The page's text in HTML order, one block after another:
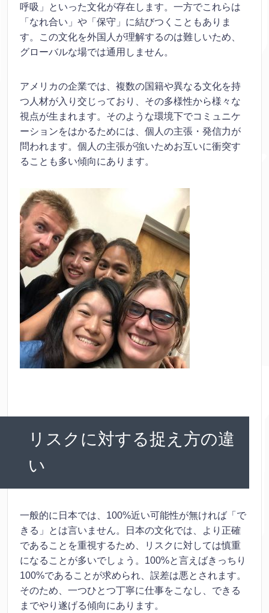
呼吸」といった文化が存在します。一方でこれらは
「なれ合い」や「保守」に結びつくこともありま
す。この文化を外国人が理解するのは難しいため、
グローバルな場では通用しません。
アメリカの企業では、複数の国籍や異なる文化を持
つ人材が入り交じっており、その多様性から様々な
視点が生まれます。そのような環境下でコミュニケ
ーションをはかるためには、個人の主張・発信力が
問われます。個人の主張が強いためお互いに衝突す
ることも多い傾向にあります。
リスクに対する捉え方の違
い
一般的に日本では、100%近い可能性が無ければ「で
きる」とは言いません。日本の文化では、より正確
であることを重視するため、リスクに対しては慎重
になることが多いでしょう。100%と言えばきっちり
100%であることが求められ、誤差は悪とされます。
そのため、一つひとつ丁寧に仕事をこなし、できる
までやり遂げる傾向にあります。